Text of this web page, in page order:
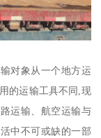
对象从一个地方运
的运输工具不同,现
运输、航空运输与
中不可或缺的一部